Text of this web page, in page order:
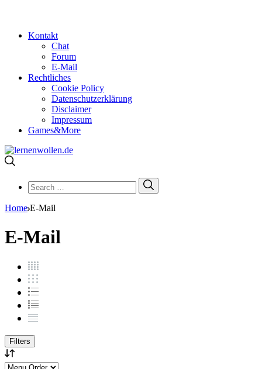
Kontakt
Chat
Forum
E-Mail
Rechtliches
Cookie Policy
Datenschutzerklärung
Disclaimer
Impressum
Games&More
Search
for:
Home E-Mail
E-Mail
Filters